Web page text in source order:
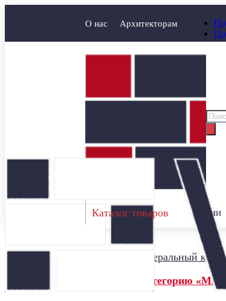
О нас Архитекторам
Каталог товаров Акции
Минеральный
← Назад в категорию